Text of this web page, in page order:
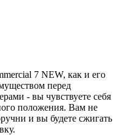
7 NEW, как и его
перед
- вы чувствуете себя
положения. Вам не
и вы будете сжигать